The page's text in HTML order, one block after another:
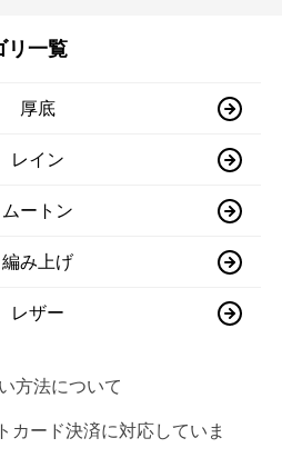
リ一覧
厚底
レイン
ムートン
編み上げ
レザー
方法について
カード決済に対応していま